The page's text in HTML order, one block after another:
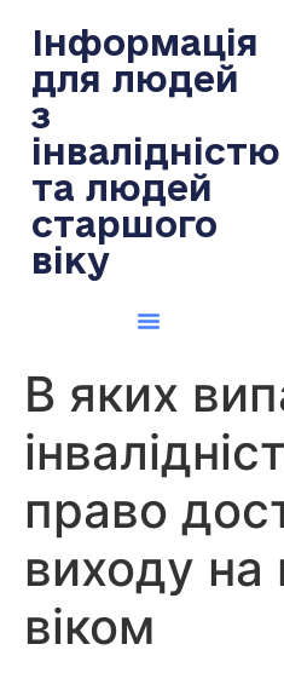
Інформація
для людей
з
інвалідністю
та людей
старшого
віку
В яких
право
виходу на
віком